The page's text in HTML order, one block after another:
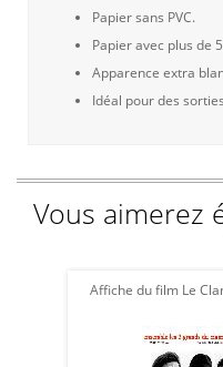
Papier sans PVC.
Papier avec plus de
Apparence extra
Idéal pour des
Vous aimerez
Affiche du film Le